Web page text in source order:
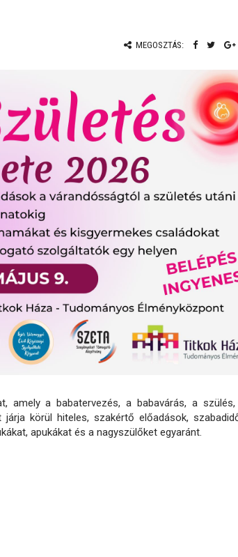
MEGOSZTÁS:
amely a babatervezés, a babavárás, a
körül hiteles, szakértő előadások,
apukákat és a nagyszülőket egyaránt.